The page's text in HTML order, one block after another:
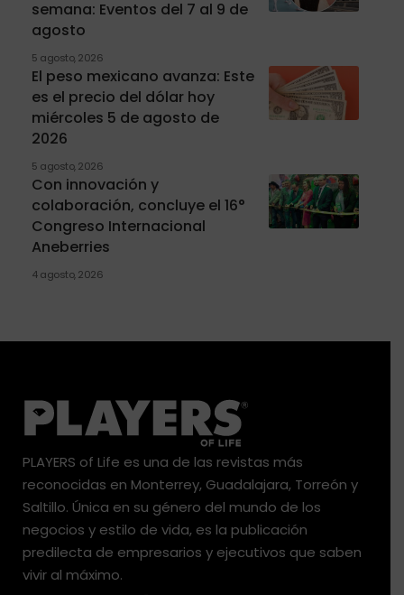
semana: Eventos del 7 al 9 de
agosto
5 agosto, 2026
El peso mexicano avanza: Este
es el precio del dólar hoy
miércoles 5 de agosto de
2026
5 agosto, 2026
Con innovación y
colaboración, concluye el 16°
Congreso Internacional
Aneberries
4 agosto, 2026
PLAYERS of Life es una de las revistas más
reconocidas en Monterrey, Guadalajara, Torreón y
Saltillo. Única en su género del mundo de los
negocios y estilo de vida, es la publicación
predilecta de empresarios y ejecutivos que saben
vivir al máximo.